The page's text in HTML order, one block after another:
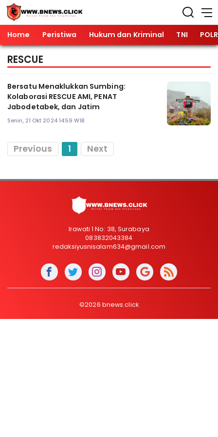
Home Peristiwa Hukum dan Kriminal TNI
RESCUE
Bersatu Menaklukkan Sumbing:
Kolaborasi RESCUE AMI, PENAT
Jabodetabek, dan Jatim
Senin, 21 Okt 2024 14:59 WIB
Previous 1 Next
Irawati 1 No: 38, Surabaya
083832043384
redaksiyusnisalam634@gmail.com
©2026 bnews.click